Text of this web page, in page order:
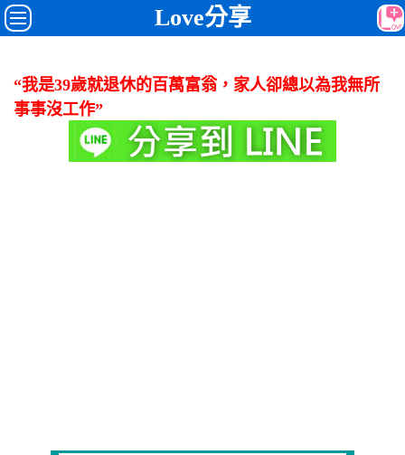
Love分享
“我是39歲就退休的百萬富翁，家人卻總以為我無所
事事沒工作”